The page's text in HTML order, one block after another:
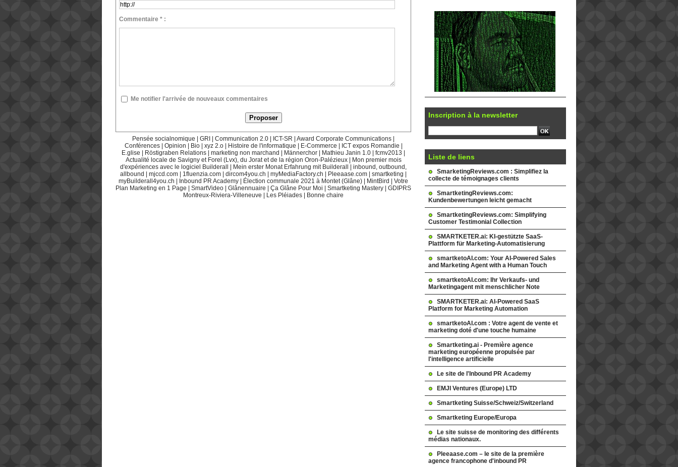
Commentaire * :
Me notifier l'arrivée de nouveaux commentaires
Pensée socialnomique GRI Communication 2.0 ICT-SR Award Corporate Communications
Conférences
Opinion Bio xyz 2.o Histoire de l'informatique E-Commerce ICT expos Romandie
E.glise
Röstigraben Relations marketing non marchand Männerchor Mathieu Janin 1.0 fcmv2013
Actualité locale de Savigny et Forel (Lvx), du Jorat et de la région Oron-Palézieux
Mon premier mois
d'expériences avec le logiciel Builderall
Mein erster Monat Erfahrung mit Builderall
inbound, outbound,
allbound
mjccd.com 1fluenzia.com dircom4you.ch myMediaFactory.ch Pleeaase.com smartketing
myBuilderall4you.ch
Inbound PR Academy Élection communale 2021 à Montet (Glâne) MintBird
Votre
Plan Marketing en 1 Page
SmartVideo Glânennuaire Ça Glâne Pour Moi Smartketing Mastery
GDIPRS
Montreux-Riviera-Villeneuve
Les Pléiades Bonne chaire
Inscription à la newsletter
Liste de liens
SmarketingReviews.com : Simplifiez la
collecte de témoignages clients
SmartketingReviews.com:
Kundenbewertungen leicht gemacht
SmartketingReviews.com: Simplifying
Customer Testimonial Collection
SMARTKETER.ai: KI-gestützte SaaS-
Plattform für Marketing-Automatisierung
smartketoAI.com: Your AI-Powered Sales
and Marketing Agent with a Human Touch
smartketoAI.com: Ihr Verkaufs- und
Marketingagent mit menschlicher Note
SMARTKETER.ai: AI-Powered SaaS
Platform for Marketing Automation
smartketoAI.com : Votre agent de vente et
marketing doté d'une touche humaine
Smartketing.ai - Première agence
marketing européenne propulsée par
l'intelligence artificielle
Le site de l'Inbound PR Academy
EMJI Ventures (Europe) LTD
Smartketing Suisse/Schweiz/Switzerland
Smartketing Europe/Europa
Le site suisse de monitoring des différents
médias nationaux.
Pleeaase.com – le site de la première
agence francophone d'inbound PR